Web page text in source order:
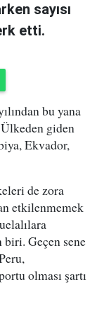
sayısı
etti.
bu yana
giden
Ekvador,
de zora
etkilenmemek
Geçen sene
olması şartı